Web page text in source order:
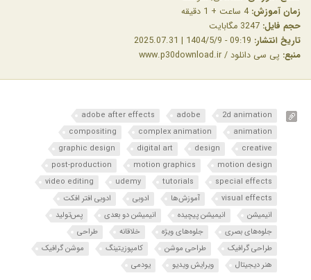
زمان آموزش: 4 ساعت + 1 دقیقه
حجم فایل:
تاریخ انتشار:
منبع: پی سی دانلود / www.p30download.ir
2d animation
adobe
adobe after effects
animation
complex animation
compositing
creative
design
digital art
graphic design
motion design
motion graphics
post-production
special effects
tutorials
udemy
video editing
visual effects
آموزش‌ها ادوبی
ادوبی افتر افکت
انیمیشن
انیمیشن پیچیده انیمیشن دو بعدی
پس‌تولید
جلوه‌های بصری
جلوه‌های ویژه خلاقانه
طراحی
طراحی گرافیک
طراحی موشن کامپوزیتینگ
موشن گرافیک
هنر دیجیتال
ویرایش ویدیو یودمی